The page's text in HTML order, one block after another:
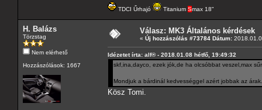
TDCI Űrhajó Titanium Smax 18"
H. Balázs
Törzstag
Nem elérhető
Hozzászólások: 1667
Válasz: MK3 Általános kérdések
« Új hozzászólás #73784 Dátum:
Idézetet írta: alf® - 2018.01.08 hétfő, 19:49:32
skf,ina,dayco, ezek jók,de ha olcsóbbat veszel,max
Mondjuk a bárdinál kedvességgel azért jobbak az árak.
Kösz Tomi.